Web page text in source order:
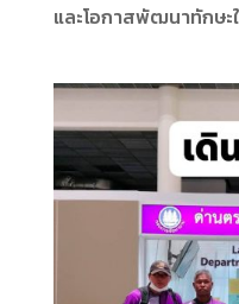
และโอกาสพัฒนาทักษะ